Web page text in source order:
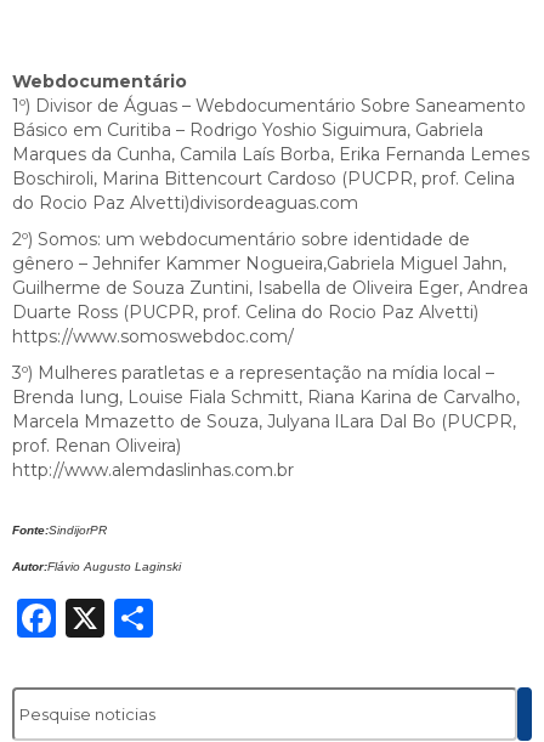
Webdocumentário
1º) Divisor de Águas – Webdocumentário Sobre Saneamento
Básico em Curitiba – Rodrigo Yoshio Siguimura, Gabriela
Marques da Cunha, Camila Laís Borba, Erika Fernanda Lemes
Boschiroli, Marina Bittencourt Cardoso (PUCPR, prof. Celina
do Rocio Paz Alvetti)divisordeaguas.com
2º) Somos: um webdocumentário sobre identidade de
gênero – Jehnifer Kammer Nogueira,Gabriela Miguel Jahn,
Guilherme de Souza Zuntini, Isabella de Oliveira Eger, Andrea
Duarte Ross (PUCPR, prof. Celina do Rocio Paz Alvetti)
https://www.somoswebdoc.com/
3º) Mulheres paratletas e a representação na mídia local –
Brenda Iung, Louise Fiala Schmitt, Riana Karina de Carvalho,
Marcela Mmazetto de Souza, Julyana lLara Dal Bo (PUCPR,
prof. Renan Oliveira)
http://www.alemdaslinhas.com.br
Fonte:SindijorPR
Autor:Flávio Augusto Laginski
Facebook
X